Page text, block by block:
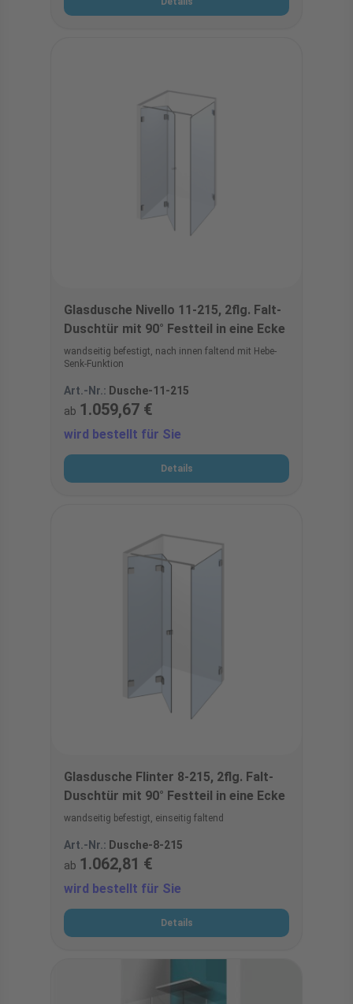
Glasdusche Nivello 11-215, 2flg. Falt-
Duschtür mit 90° Festteil in eine Ecke
wandseitig befestigt, nach innen faltend mit Hebe-
Senk-Funktion
Art.-Nr.: Dusche-11-215
ab 1.059,67 €
wird bestellt für Sie
Details
Glasdusche Flinter 8-215, 2flg. Falt-
Duschtür mit 90° Festteil in eine Ecke
wandseitig befestigt, einseitig faltend
Art.-Nr.: Dusche-8-215
ab 1.062,81 €
wird bestellt für Sie
Details